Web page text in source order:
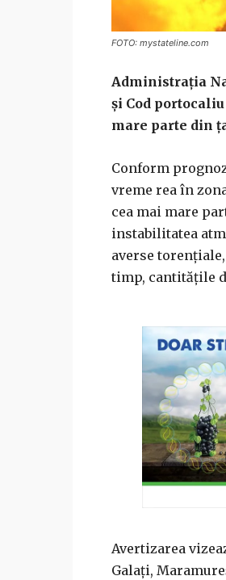
FOTO: mystateline.com
Administraţia
şi Cod
mare parte din
Conform
vreme rea în
cea mai mare
instabilitatea
averse
timp, cantităţile
Avertizarea
Galaţi,